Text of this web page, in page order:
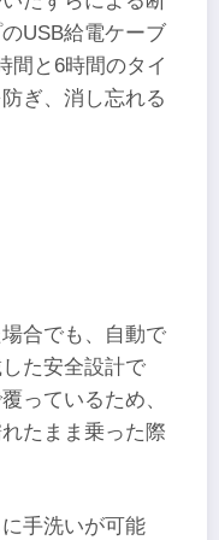
USB給電ケーブ
間と6時間のタイ
ぎ、消し忘れる
合でも、自動で
た安全設計で
っているため、
たまま乗った際
手洗いが可能